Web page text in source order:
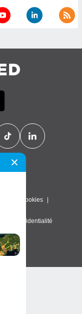
Cookies
de confidentialité